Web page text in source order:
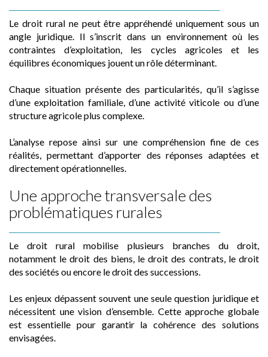
Le droit rural ne peut être appréhendé uniquement sous un
angle juridique. Il s’inscrit dans un environnement où les
contraintes d’exploitation, les cycles agricoles et les
équilibres économiques jouent un rôle déterminant.
Chaque situation présente des particularités, qu’il s’agisse
d’une exploitation familiale, d’une activité viticole ou d’une
structure agricole plus complexe.
L’analyse repose ainsi sur une compréhension fine de ces
réalités, permettant d’apporter des réponses adaptées et
directement opérationnelles.
Une approche transversale des
problématiques rurales
Le droit rural mobilise plusieurs branches du droit,
notamment le droit des biens, le droit des contrats, le droit
des sociétés ou encore le droit des successions.
Les enjeux dépassent souvent une seule question juridique et
nécessitent une vision d’ensemble. Cette approche globale
est essentielle pour garantir la cohérence des solutions
envisagées.